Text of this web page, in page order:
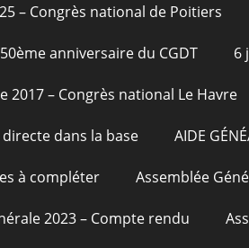
– Congrès national de Poitiers
anniversaire du CGDT 6
2017 – Congrès national Le Havre
dans la base AIDE
à compléter Assemblée
2023 – Compte rendu